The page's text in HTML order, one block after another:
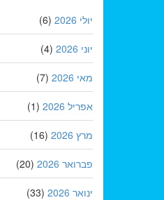
יולי 2026 (6)
יוני 2026 (4)
מאי 2026 (7)
אפריל 2026 (1)
מרץ 2026 (16)
פברואר 2026 (20)
ינואר 2026 (33)